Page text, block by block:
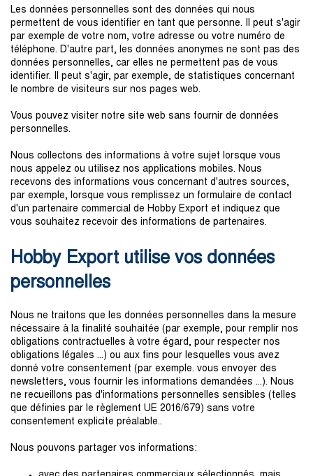
Les données personnelles sont des données qui nous
permettent de vous identifier en tant que personne. Il peut s'agir
par exemple de votre nom, votre adresse ou votre numéro de
téléphone. D'autre part, les données anonymes ne sont pas des
données personnelles, car elles ne permettent pas de vous
identifier. Il peut s'agir, par exemple, de statistiques concernant
le nombre de visiteurs sur nos pages web.
Vous pouvez visiter notre site web sans fournir de données
personnelles.
Nous collectons des informations à votre sujet lorsque vous
nous appelez ou utilisez nos applications mobiles. Nous
recevons des informations vous concernant d'autres sources,
par exemple, lorsque vous remplissez un formulaire de contact
d'un partenaire commercial de Hobby Export et indiquez que
vous souhaitez recevoir des informations de partenaires.
Hobby Export utilise vos données
personnelles
Nous ne traitons que les données personnelles dans la mesure
nécessaire à la finalité souhaitée (par exemple, pour remplir nos
obligations contractuelles à votre égard, pour respecter nos
obligations légales ...) ou aux fins pour lesquelles vous avez
donné votre consentement (par exemple. vous envoyer des
newsletters, vous fournir les informations demandées ...). Nous
ne recueillons pas d'informations personnelles sensibles (telles
que définies par le règlement UE 2016/679) sans votre
consentement explicite préalable..
Nous pouvons partager vos informations: